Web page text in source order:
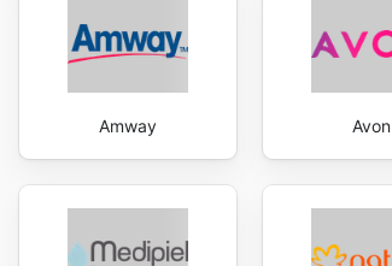
Amway Avon